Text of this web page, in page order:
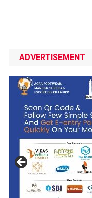
ADVERTISEMENT